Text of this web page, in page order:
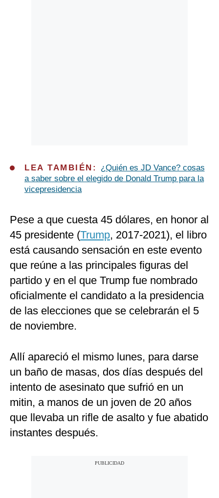
LEA TAMBIÉN: ¿Quién es JD Vance? cosas
a saber sobre el elegido de Donald Trump para la
vicepresidencia
Pese a que cuesta 45 dólares, en honor al
45 presidente (Trump, 2017-2021), el libro
está causando sensación en este evento
que reúne a las principales figuras del
partido y en el que Trump fue nombrado
oficialmente el candidato a la presidencia
de las elecciones que se celebrarán el 5
de noviembre.
Allí apareció el mismo lunes, para darse
un baño de masas, dos días después del
intento de asesinato que sufrió en un
mitin, a manos de un joven de 20 años
que llevaba un rifle de asalto y fue abatido
instantes después.